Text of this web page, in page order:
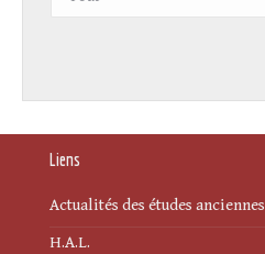
Liens
Actualités des études anciennes
H.A.L.